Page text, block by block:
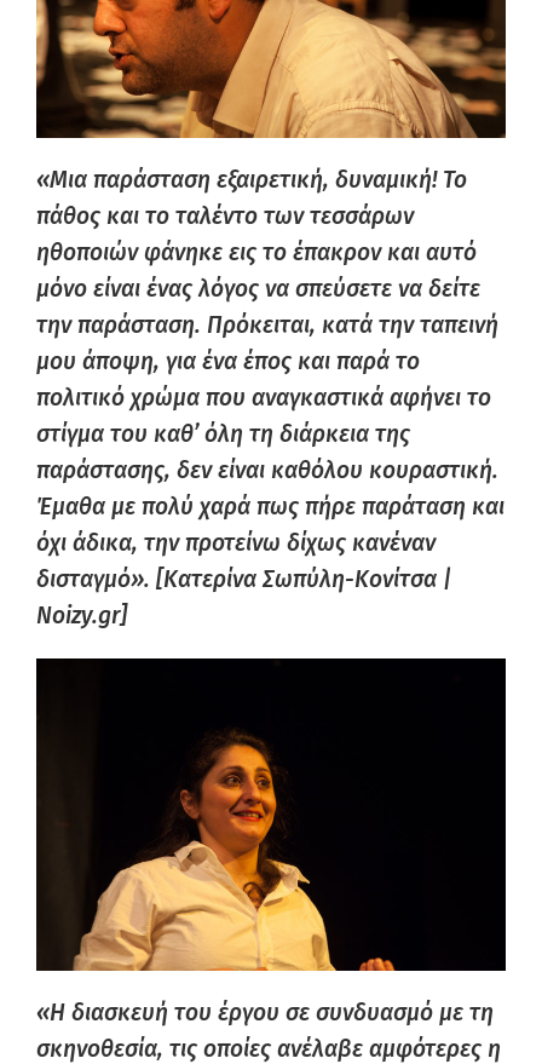
«Μια παράσταση εξαιρετική, δυναμική! Το
πάθος και το ταλέντο των τεσσάρων
ηθοποιών φάνηκε εις το έπακρον και αυτό
μόνο είναι ένας λόγος να σπεύσετε να δείτε
την παράσταση. Πρόκειται, κατά την ταπεινή
μου άποψη, για ένα έπος και παρά το
πολιτικό χρώμα που αναγκαστικά αφήνει το
στίγμα του καθ’ όλη τη διάρκεια της
παράστασης, δεν είναι καθόλου κουραστική.
Έμαθα με πολύ χαρά πως πήρε παράταση και
όχι άδικα, την προτείνω δίχως κανέναν
δισταγμό». [Κατερίνα Σωπύλη-Κονίτσα |
Noizy.gr]
«Η διασκευή του έργου σε συνδυασμό με τη
σκηνοθεσία, τις οποίες ανέλαβε αμφότερες η